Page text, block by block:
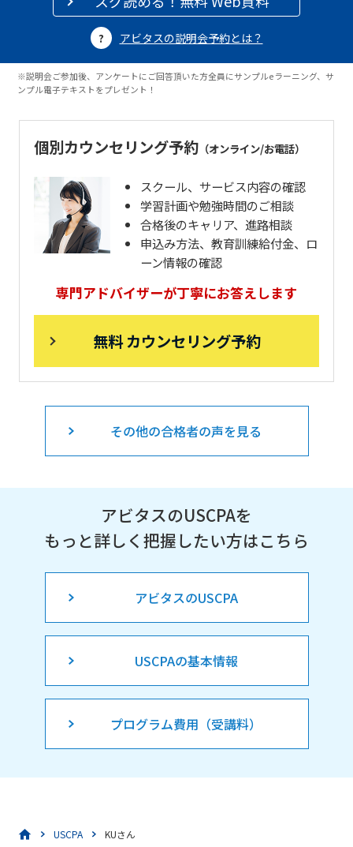
アビタスの説明会予約とは？
※説明会ご参加後、アンケートにご回答頂いた方全員にサンプルeラーニング、サ
ンプル電子テキストをプレゼント！
個別カウンセリング予約（オンライン/お電話）
スクール、サービス内容の確認
学習計画や勉強時間のご相談
合格後のキャリア、進路相談
申込み方法、教育訓練給付金、ロ
ーン情報の確認
専門アドバイザーが丁寧にお答えします
無料 カウンセリング予約
その他の合格者の声を見る
アビタスのUSCPAを
もっと詳しく把握したい方はこちら
アビタスのUSCPA
USCPAの基本情報
プログラム費用（受講料）
USCPA KUさん